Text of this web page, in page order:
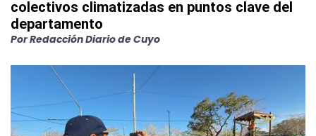
colectivos climatizadas en puntos clave del
departamento
PorRedacción Diario de Cuyo